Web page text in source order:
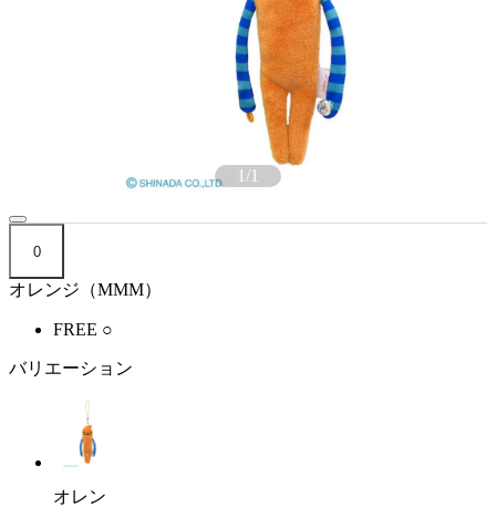
1/1
0
オレンジ（MMM）
FREE ○
バリエーション
オレン